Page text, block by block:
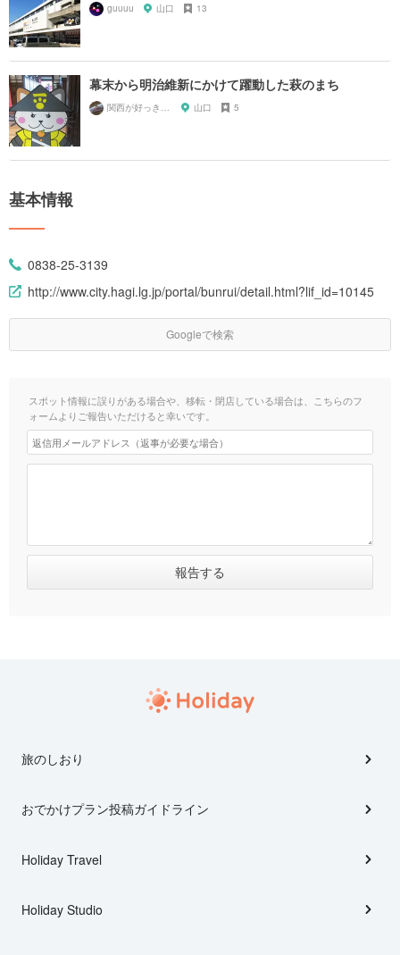
guuuu 山口 13
幕末から明治維新にかけて躍動した萩のまち
山口 5
基本情報
0838-25-3139
http://www.city.hagi.lg.jp/portal/bunrui/detail.html?lif_id=10145
Googleで検索
スポット情報に誤りがある場合や、移転・閉店している場合は、こちらのフ
ォームよりご報告いただけると幸いです。
旅のしおり
おでかけプラン投稿ガイドライン
Holiday Travel
Holiday Studio